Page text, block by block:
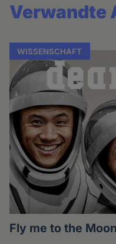
Verwandte
WISSENSCHAFT
Fly me to the Moon